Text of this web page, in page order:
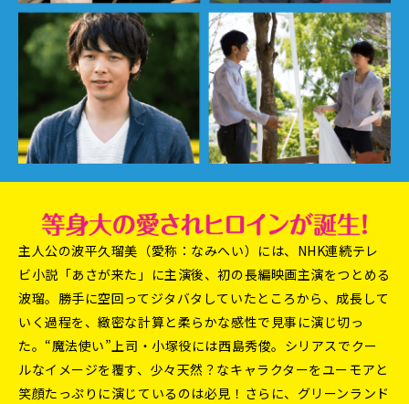
主人公の波平久瑠美（愛称：なみへい）には、NHK連続テレ
ビ小説「あさが来た」に主演後、初の長編映画主演をつとめる
波瑠。勝手に空回ってジタバタしていたところから、成長して
いく過程を、緻密な計算と柔らかな感性で見事に演じ切っ
た。“魔法使い”上司・小塚役には西島秀俊。シリアスでクー
ルなイメージを覆す、少々天然？なキャラクターをユーモアと
笑顔たっぷりに演じているのは必見！さらに、グリーンランド